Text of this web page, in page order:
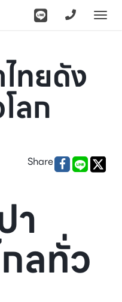
ทยดัง
ลก
Share
า
ลทั่ว